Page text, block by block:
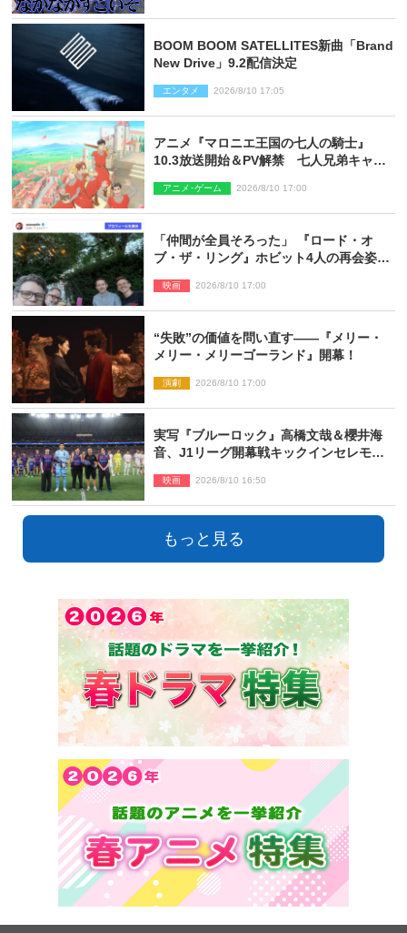
BOOM BOOM SATELLITES新曲「Brand
New Drive」9.2配信決定
エンタメ 2026/8/10 17:05
アニメ『マロニエ王国の七人の騎士』
10.3放送開始＆PV解禁 七人兄弟キャス
アニメ･ゲーム 2026/8/10 17:00
「仲間が全員そろった」 『ロード・オ
ブ・ザ・リング』ホビット4人の再会姿に
映画 2026/8/10 17:00
“失敗”の価値を問い直す――『メリー・
メリー・メリーゴーランド』開幕！
演劇 2026/8/10 17:00
実写『ブルーロック』高橋文哉＆櫻井海
音、J1リーグ開幕戦キックインセレモニ
映画 2026/8/10 16:50
もっと見る